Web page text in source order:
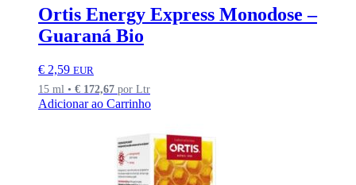
Ortis Energy Express Monodose –
Guaraná Bio
€ 2,59 EUR
15 ml • € 172,67 por Ltr
Adicionar ao Carrinho